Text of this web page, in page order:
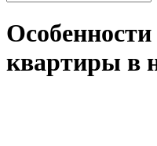
квартиры в